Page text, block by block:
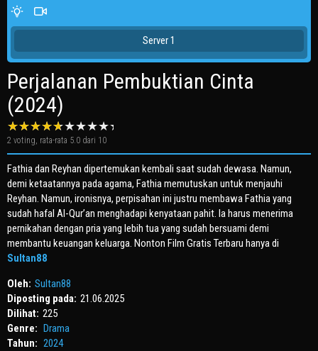
Server 1
Perjalanan Pembuktian Cinta
(2024)
2 voting, rata-rata 5.0 dari 10
Fathia dan Reyhan dipertemukan kembali saat sudah dewasa. Namun,
demi ketaatannya pada agama, Fathia memutuskan untuk menjauhi
Reyhan. Namun, ironisnya, perpisahan ini justru membawa Fathia yang
sudah hafal Al-Qur’an menghadapi kenyataan pahit. Ia harus menerima
pernikahan dengan pria yang lebih tua yang sudah bersuami demi
membantu keuangan keluarga. Nonton Film Gratis Terbaru hanya di
Sultan88
Oleh: Sultan88
Diposting pada: 21.06.2025
Dilihat: 225
Genre:
Drama
Tahun: 2024